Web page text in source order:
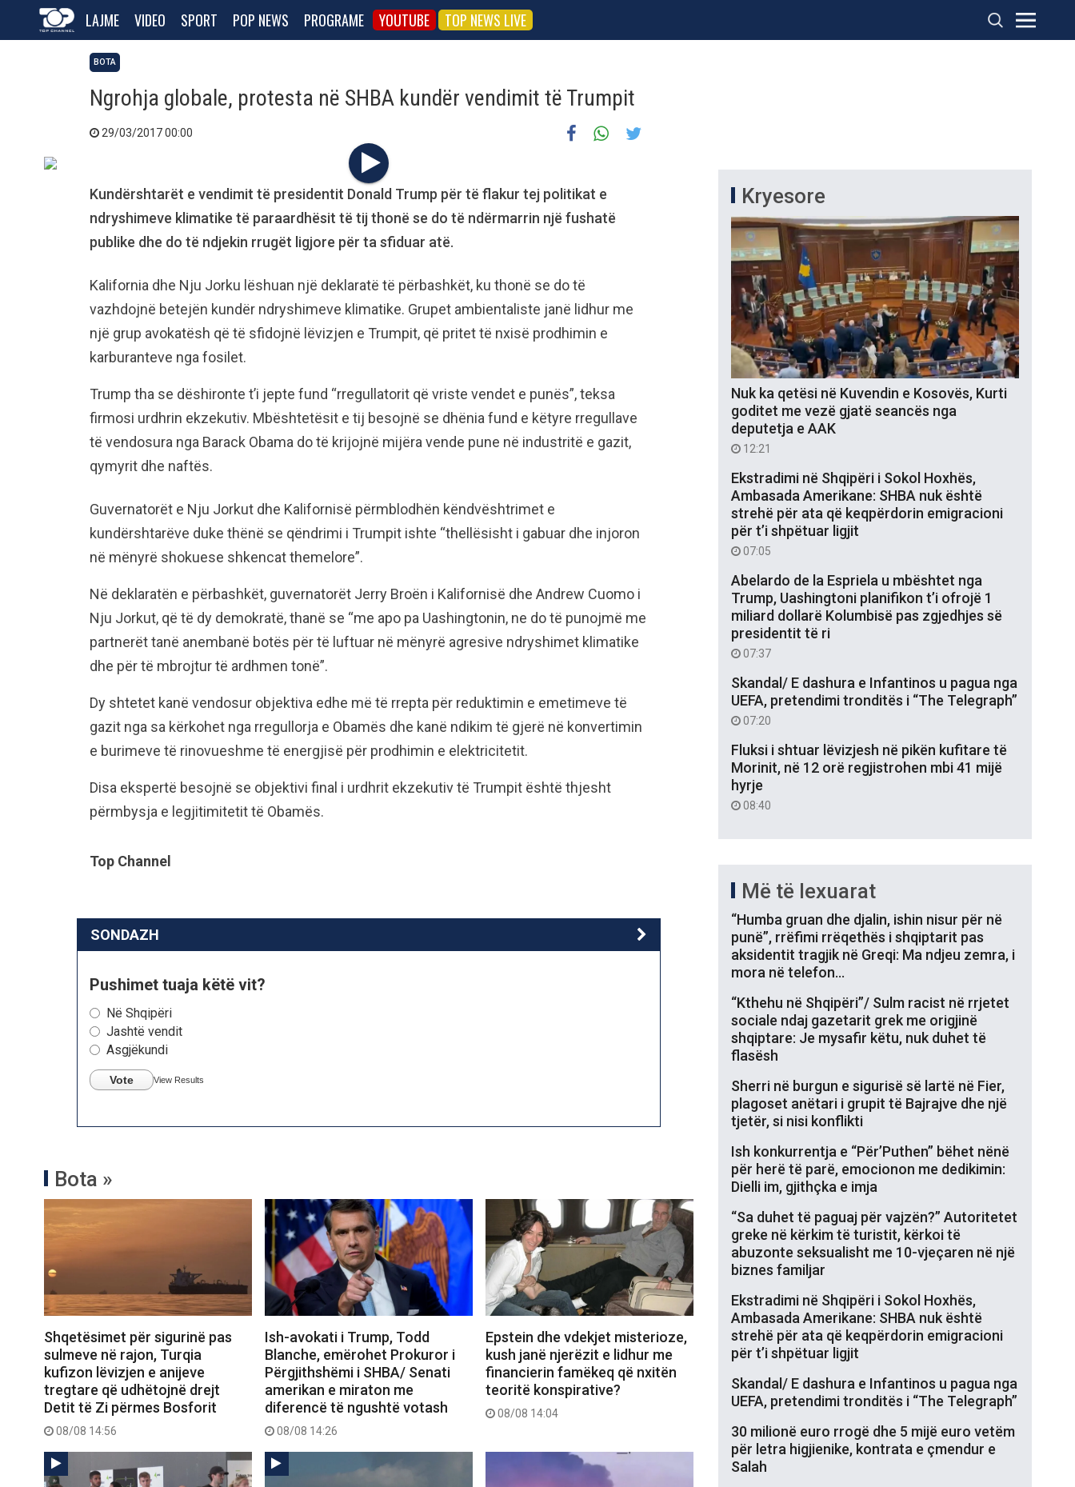
LAJME VIDEO SPORT POP NEWS PROGRAME YOUTUBE TOP NEWS LIVE
BOTA
Ngrohja globale, protesta në SHBA kundër vendimit të Trumpit
29/03/2017 00:00
Kundërshtarët e vendimit të presidentit Donald Trump për të flakur tej politikat e
ndryshimeve klimatike të paraardhësit të tij thonë se do të ndërmarrin një fushatë
publike dhe do të ndjekin rrugët ligjore për ta sfiduar atë.
Kalifornia dhe Nju Jorku lëshuan një deklaratë të përbashkët, ku thonë se do të
vazhdojnë betejën kundër ndryshimeve klimatike. Grupet ambientaliste janë lidhur me
një grup avokatësh që të sfidojnë lëvizjen e Trumpit, që pritet të nxisë prodhimin e
karburanteve nga fosilet.
Trump tha se dëshironte t’i jepte fund “rregullatorit që vriste vendet e punës”, teksa
firmosi urdhrin ekzekutiv. Mbështetësit e tij besojnë se dhënia fund e këtyre rregullave
të vendosura nga Barack Obama do të krijojnë mijëra vende pune në industritë e gazit,
qymyrit dhe naftës.
Guvernatorët e Nju Jorkut dhe Kalifornisë përmblodhën këndvështrimet e
kundërshtarëve duke thënë se qëndrimi i Trumpit ishte “thellësisht i gabuar dhe injoron
në mënyrë shokuese shkencat themelore”.
Në deklaratën e përbashkët, guvernatorët Jerry Broën i Kalifornisë dhe Andrew Cuomo i
Nju Jorkut, që të dy demokratë, thanë se “me apo pa Uashingtonin, ne do të punojmë me
partnerët tanë anembanë botës për të luftuar në mënyrë agresive ndryshimet klimatike
dhe për të mbrojtur të ardhmen tonë”.
Dy shtetet kanë vendosur objektiva edhe më të rrepta për reduktimin e emetimeve të
gazit nga sa kërkohet nga rregullorja e Obamës dhe kanë ndikim të gjerë në konvertimin
e burimeve të rinovueshme të energjisë për prodhimin e elektricitetit.
Disa ekspertë besojnë se objektivi final i urdhrit ekzekutiv të Trumpit është thjesht
përmbysja e legjitimitetit të Obamës.
Top Channel
SONDAZH
Pushimet tuaja këtë vit?
Në Shqipëri
Jashtë vendit
Asgjëkundi
Vote View Results
Bota »
Shqetësimet për sigurinë pas
sulmeve në rajon, Turqia
kufizon lëvizjen e anijeve
tregtare që udhëtojnë drejt
Detit të Zi përmes Bosforit
08/08 14:56
Ish-avokati i Trump, Todd
Blanche, emërohet Prokuror i
Përgjithshëmi i SHBA/ Senati
amerikan e miraton me
diferencë të ngushtë votash
08/08 14:26
Epstein dhe vdekjet misterioze,
kush janë njerëzit e lidhur me
financierin famëkeq që nxitën
teoritë konspirative?
08/08 14:04
Kryesore
Nuk ka qetësi në Kuvendin e Kosovës, Kurti
goditet me vezë gjatë seancës nga
deputetja e AAK
12:21
Ekstradimi në Shqipëri i Sokol Hoxhës,
Ambasada Amerikane: SHBA nuk është
strehë për ata që keqpërdorin emigracioni
për t’i shpëtuar ligjit
07:05
Abelardo de la Espriela u mbështet nga
Trump, Uashingtoni planifikon t’i ofrojë 1
miliard dollarë Kolumbisë pas zgjedhjes së
presidentit të ri
07:37
Skandal/ E dashura e Infantinos u pagua nga
UEFA, pretendimi tronditës i “The Telegraph”
07:20
Fluksi i shtuar lëvizjesh në pikën kufitare të
Morinit, në 12 orë regjistrohen mbi 41 mijë
hyrje
08:40
Më të lexuarat
“Humba gruan dhe djalin, ishin nisur për në
punë”, rrëfimi rrëqethës i shqiptarit pas
aksidentit tragjik në Greqi: Ma ndjeu zemra, i
mora në telefon…
“Kthehu në Shqipëri”/ Sulm racist në rrjetet
sociale ndaj gazetarit grek me origjinë
shqiptare: Je mysafir këtu, nuk duhet të
flasësh
Sherri në burgun e sigurisë së lartë në Fier,
plagoset anëtari i grupit të Bajrajve dhe një
tjetër, si nisi konflikti
Ish konkurrentja e “Për’Puthen” bëhet nënë
për herë të parë, emocionon me dedikimin:
Dielli im, gjithçka e imja
“Sa duhet të paguaj për vajzën?” Autoritetet
greke në kërkim të turistit, kërkoi të
abuzonte seksualisht me 10-vjeçaren në një
biznes familjar
Ekstradimi në Shqipëri i Sokol Hoxhës,
Ambasada Amerikane: SHBA nuk është
strehë për ata që keqpërdorin emigracioni
për t’i shpëtuar ligjit
Skandal/ E dashura e Infantinos u pagua nga
UEFA, pretendimi tronditës i “The Telegraph”
30 milionë euro rrogë dhe 5 mijë euro vetëm
për letra higjienike, kontrata e çmendur e
Salah